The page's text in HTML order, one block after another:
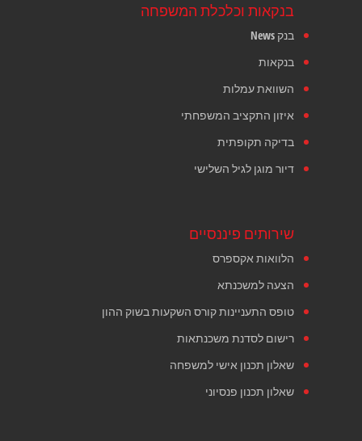
בנקאות וכלכלת המשפחה
בנק News
בנקאות
השוואת עמלות
איזון התקציב המשפחתי
בדיקה תקופתית
דיור מוגן לגיל השלישי
שירותים פיננסיים
הלוואות אקספרס
הצעה למשכנתא
טופס התעניינות קורס השקעות בשוק ההון
רישום לסדנת משכנתאות
שאלון תכנון אישי למשפחה
שאלון תכנון פנסיוני